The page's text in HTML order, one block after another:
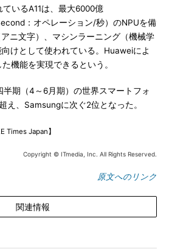
ているA11は、最大6000億
：オペレーション/秒）のNPUを備
ニ文字）、マシンラーニング（機械学
けとして使われている。Huaweiによ
機能を実現できるという。
期（4～6月期）の世界スマートフォ
え、Samsungに次ぐ2位となった。
Times Japan】
Copyright © ITmedia, Inc. All Rights Reserved.
原文へのリンク
関連情報